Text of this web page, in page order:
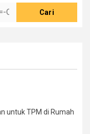
Cari
untuk TPM di Rumah